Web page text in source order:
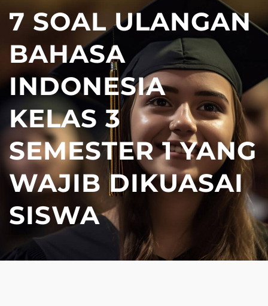
7 SOAL ULANGAN
BAHASA
INDONESIA
KELAS 3
SEMESTER 1 YANG
WAJIB DIKUASAI
SISWA